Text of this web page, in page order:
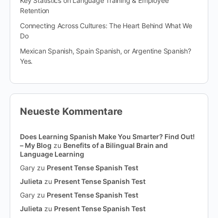
Retention
Connecting Across Cultures: The Heart Behind What We
Do
Mexican Spanish, Spain Spanish, or Argentine Spanish?
Yes.
Neueste Kommentare
Does Learning Spanish Make You Smarter? Find Out!
– My Blog zu Benefits of a Bilingual Brain and
Language Learning
Gary zu Present Tense Spanish Test
Julieta zu Present Tense Spanish Test
Gary zu Present Tense Spanish Test
Julieta zu Present Tense Spanish Test